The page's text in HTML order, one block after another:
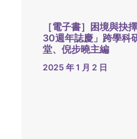
［電子書］困境與抉
30週年誌慶」跨學科
堂、倪步曉主編
2025 年 1 月 2 日